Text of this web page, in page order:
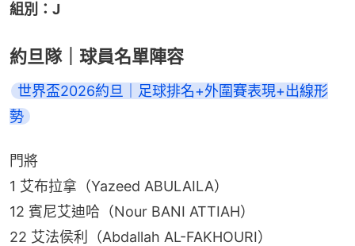
組別：J
約旦隊｜球員名單陣容
世界盃2026約旦｜足球排名+外圍賽表現+出線形
勢
門將
1 艾布拉拿（Yazeed ABULAILA）
12 賓尼艾迪哈（Nour BANI ATTIAH）
22 艾法侯利（Abdallah AL-FAKHOURI）